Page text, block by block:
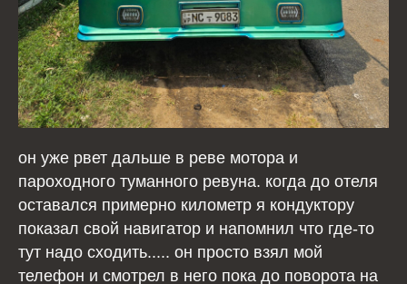
он уже рвет дальше в реве мотора и
пароходного туманного ревуна. когда до отеля
оставался примерно километр я кондуктору
показал свой навигатор и напомнил что где-то
тут надо сходить..... он просто взял мой
телефон и смотрел в него пока до поворота на